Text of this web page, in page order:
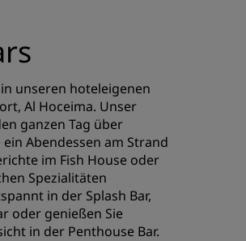
unseren hoteleigenen
Al Hoceima. Unser
ganzen Tag über
Abendessen am Strand
im Fish House oder
Spezialitäten
in der Splash Bar,
oder genießen Sie
in der Penthouse Bar.